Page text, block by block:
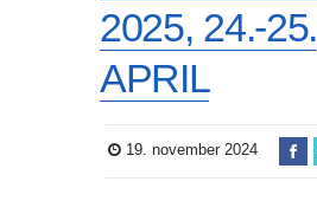
2025, 24.-25.
APRIL
19. november 2024